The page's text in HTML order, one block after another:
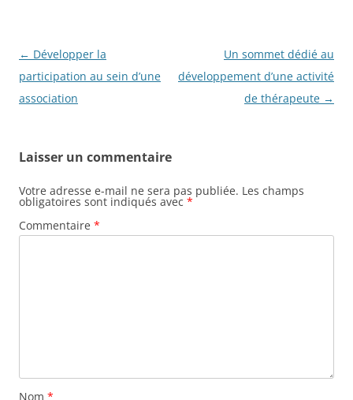
Navigation
des
articles
← Développer la
participation au sein d’une
association
Un sommet dédié au
développement d’une activité
de thérapeute →
Laisser un commentaire
Votre adresse e-mail ne sera pas publiée. Les champs
obligatoires sont indiqués avec *
Commentaire *
Nom *